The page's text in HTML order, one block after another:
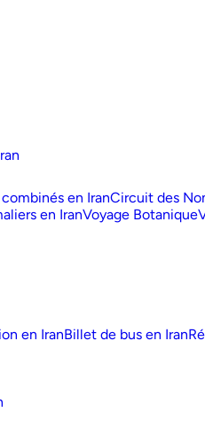
en IranCircuit des
en IranVoyage Botanique
en IranBillet de bus en Iran